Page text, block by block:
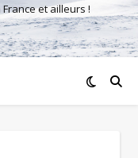
et ailleurs !